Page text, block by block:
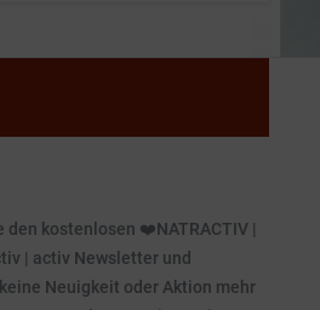
den kostenlosen ❤️NATRACTIV |
| activ Newsletter und
Neuigkeit oder Aktion mehr